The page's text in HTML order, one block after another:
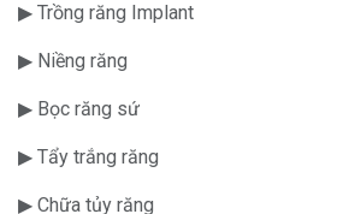
▶ Trồng răng Implant
▶ Niềng răng
▶ Bọc răng sứ
▶ Tẩy trắng răng
▶ Chữa tủy răng